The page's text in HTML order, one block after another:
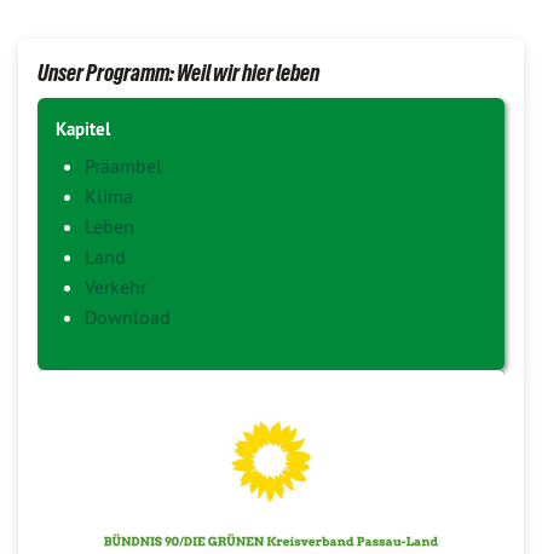
Unser Programm: Weil wir hier leben
Kapitel
Präambel
Klima
Leben
Land
Verkehr
Download